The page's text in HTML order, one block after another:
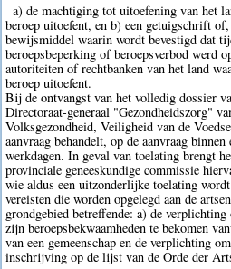
a) de machtiging tot uitoefening van het
beroep uitoefent, en b) een getuigschrift
bewijsmiddel waarin wordt bevestigd dat
beroepsbeperking of beroepsverbod werd
autoriteiten of rechtbanken van het land
beroep uitoefent.
Bij de ontvangst van het volledig dossier
Directoraat-generaal "Gezondheidszorg"
Volksgezondheid, Veiligheid van de
aanvraag behandelt, op de aanvraag
werkdagen. In geval van toelating brengt
provinciale geneeskundige commissie
wie aldus een uitzonderlijke toelating
vereisten die worden opgelegd aan de
grondgebied betreffende: a) de
zijn beroepsbekwaamheden te bekomen
van een gemeenschap en de verplichting
inschrijving op de lijst van de Orde der